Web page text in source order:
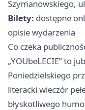
Szymanowskiego,
Bilety: dostępne
opisie wydarzenia
Co czeka
„YOUbeLECIE” to
Poniedzielskiego
literacki wieczór
błyskotliwego